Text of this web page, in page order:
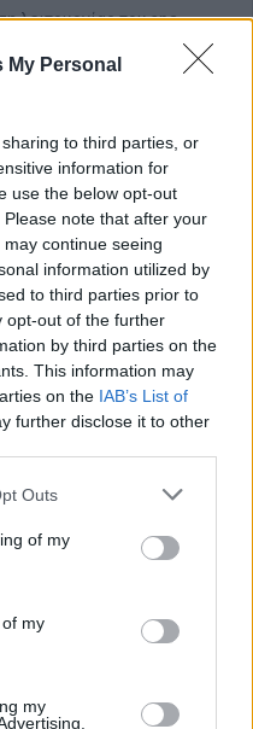
My Personal
to third parties, or
information for
use the below opt-out
note that after your
continue seeing
information utilized by
to third parties prior to
opt-out of the further
by third parties on the
This information may
on the IAB’s List of
further disclose it to other
Outs
of my
my
my
λειτουργίας του spa
προδιαγραφών του
με προσανατολισμός στην
την προϋπηρεσία